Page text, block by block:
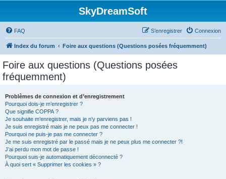
SkyDreamSoft
FAQ Connexion
S’enregistrer
Index du forum Foire aux questions (Questions posées fréquemment)
Foire aux questions (Questions posées
fréquemment)
Problèmes de connexion et d’enregistrement
Pourquoi dois-je m’enregistrer ?
Que signifie COPPA ?
Je souhaite m’enregistrer, mais je n’y parviens pas !
Je suis enregistré mais je ne peux pas me connecter !
Pourquoi ne puis-je pas me connecter ?
Je me suis enregistré par le passé mais je ne peux plus me connecter ?!
J’ai perdu mon mot de passe !
Pourquoi suis-je automatiquement déconnecté ?
À quoi sert « Supprimer les cookies » ?